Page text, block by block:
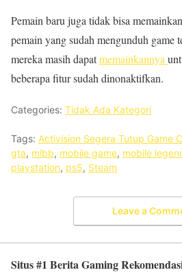
Pemain baru juga tidak bisa
pemain yang sudah mengunduh game
mereka masih dapatmemainkannya
beberapa fitur sudah dinonaktifkan.
Categories: Tidak Ada Kategori
Tags: Activision Segera Tutup Game
gta, mlbb, mobile game, mobile
playstation, ps5, Steam
Leave a
Situs #1 Berita Gaming